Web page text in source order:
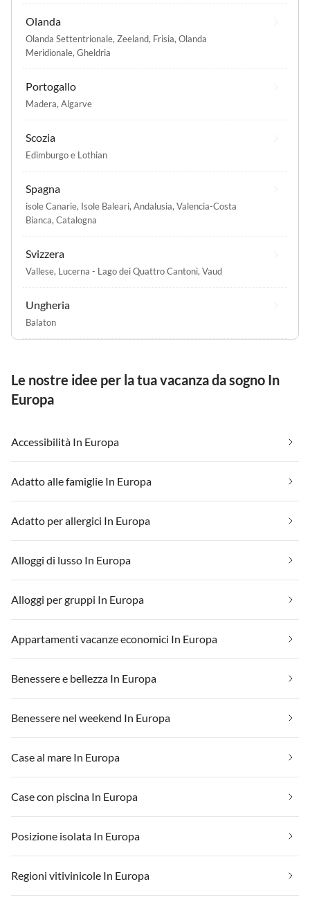
Olanda
Olanda Settentrionale, Zeeland, Frisia, Olanda
Meridionale, Gheldria
Portogallo
Madera, Algarve
Scozia
Edimburgo e Lothian
Spagna
isole Canarie, Isole Baleari, Andalusia, Valencia-Costa
Bianca, Catalogna
Svizzera
Vallese, Lucerna - Lago dei Quattro Cantoni, Vaud
Ungheria
Balaton
Le nostre idee per la tua vacanza da sogno In
Europa
Accessibilità In Europa
Adatto alle famiglie In Europa
Adatto per allergici In Europa
Alloggi di lusso In Europa
Alloggi per gruppi In Europa
Appartamenti vacanze economici In Europa
Benessere e bellezza In Europa
Benessere nel weekend In Europa
Case al mare In Europa
Case con piscina In Europa
Posizione isolata In Europa
Regioni vitivinicole In Europa